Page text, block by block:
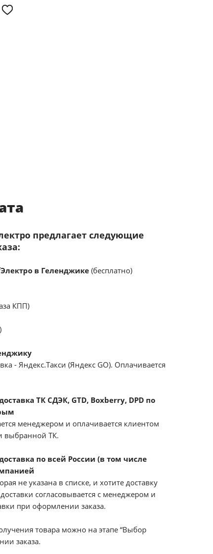
предлагает следующие
в Геленджике(бесплатно)
КПП)
- Яндекс.Такси (Яндекс GO). Оплачивается
ТК СДЭК, GTD, Boxberry, DPD по
менеджером и оплачивается клиентом
выбранной ТК.
по всей России (в том числе
не указана в списке, и хотите доставку
согласовывается с менеджером и
при оформлении заказа.
товара можно на этапе “Выбор
заказа.